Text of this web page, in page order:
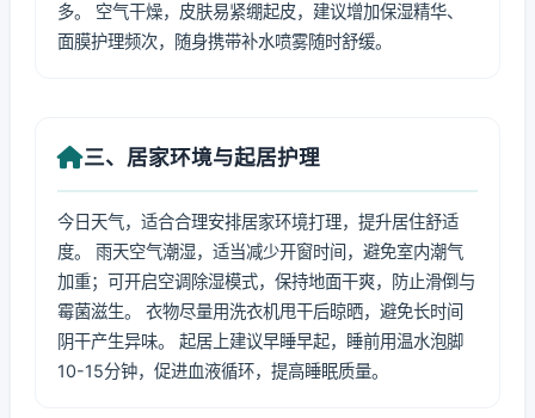
多。 空气干燥，皮肤易紧绷起皮，建议增加保湿精华、
面膜护理频次，随身携带补水喷雾随时舒缓。
三、居家环境与起居护理
今日天气，适合合理安排居家环境打理，提升居住舒适
度。 雨天空气潮湿，适当减少开窗时间，避免室内潮气
加重；可开启空调除湿模式，保持地面干爽，防止滑倒与
霉菌滋生。 衣物尽量用洗衣机甩干后晾晒，避免长时间
阴干产生异味。 起居上建议早睡早起，睡前用温水泡脚
10-15分钟，促进血液循环，提高睡眠质量。